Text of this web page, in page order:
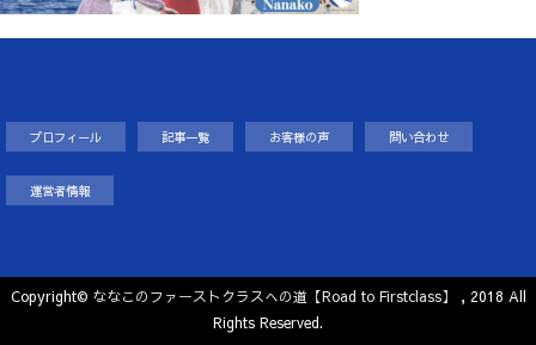
プロフィール 記事一覧 お客様の声 問い合わせ
運営者情報
Copyright© ななこのファーストクラスへの道【Road to Firstclass】
, 2018 All
Rights Reserved.